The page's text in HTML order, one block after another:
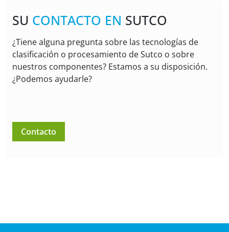
SU CONTACTO EN SUTCO
¿Tiene alguna pregunta sobre las tecnologías de
clasificación o procesamiento de Sutco o sobre
nuestros componentes? Estamos a su disposición.
¿Podemos ayudarle?
Contacto